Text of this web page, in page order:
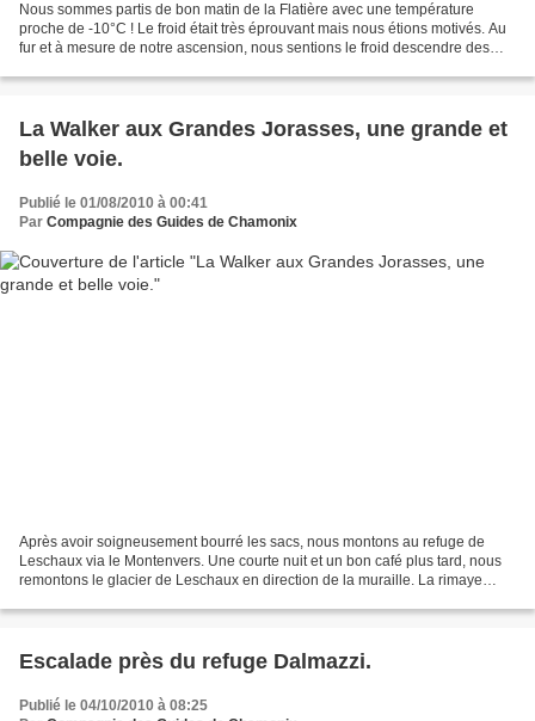
Nous sommes partis de bon matin de la Flatière avec une température
proche de -10°C ! Le froid était très éprouvant mais nous étions motivés. Au
fur et à mesure de notre ascension, nous sentions le froid descendre des
La Walker aux Grandes Jorasses, une grande et
belle voie.
Publié le 01/08/2010 à 00:41
Par Compagnie des Guides de Chamonix
Après avoir soigneusement bourré les sacs, nous montons au refuge de
Leschaux via le Montenvers. Une courte nuit et un bon café plus tard, nous
remontons le glacier de Leschaux en direction de la muraille. La rimaye
Escalade près du refuge Dalmazzi.
Publié le 04/10/2010 à 08:25